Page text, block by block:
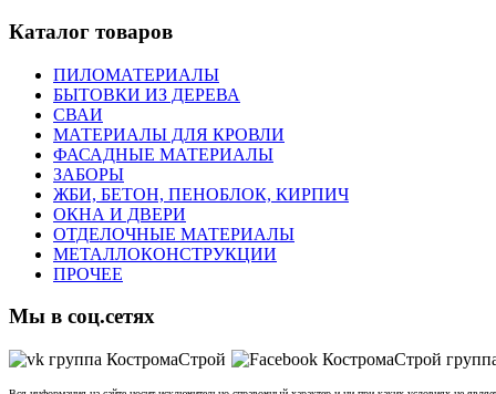
Каталог товаров
ПИЛОМАТЕРИАЛЫ
БЫТОВКИ ИЗ ДЕРЕВА
СВАИ
МАТЕРИАЛЫ ДЛЯ КРОВЛИ
ФАСАДНЫЕ МАТЕРИАЛЫ
ЗАБОРЫ
ЖБИ, БЕТОН, ПЕНОБЛОК, КИРПИЧ
ОКНА И ДВЕРИ
ОТДЕЛОЧНЫЕ МАТЕРИАЛЫ
МЕТАЛЛОКОНСТРУКЦИИ
ПРОЧЕЕ
Мы в соц.сетях